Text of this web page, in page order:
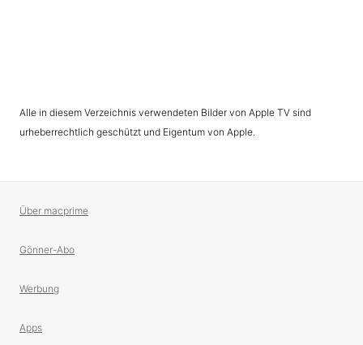
Alle in diesem Verzeichnis verwendeten Bilder von Apple TV sind
urheberrechtlich geschützt und Eigentum von Apple.
Über macprime
Gönner-Abo
Werbung
Apps